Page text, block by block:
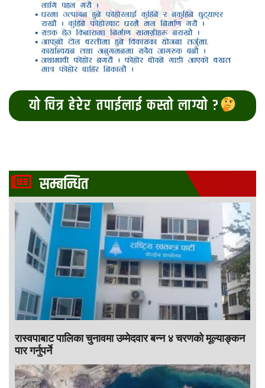
यो चित्र हेरेर तपाईलाई कस्तो लाग्यो ?
सम्बन्धित
रास्वपाबाट पालिका चुनावमा उम्मेदवार बन्न ४ चरणको मूल्याङ्कन
पार गर्नुपर्ने